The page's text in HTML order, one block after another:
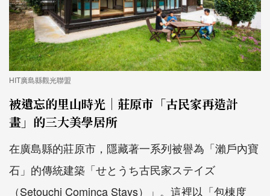
HIT廣島縣觀光聯盟
被遺忘的里山時光｜莊原市「古民家再造計
畫」的三大美學居所
在廣島縣的莊原市，隱藏著一系列被譽為「瀨戶內寶
石」的傳統建築「せとうち古民家ステイズ
（Setouchi Cominca Stays）」。這裡以「包棟度